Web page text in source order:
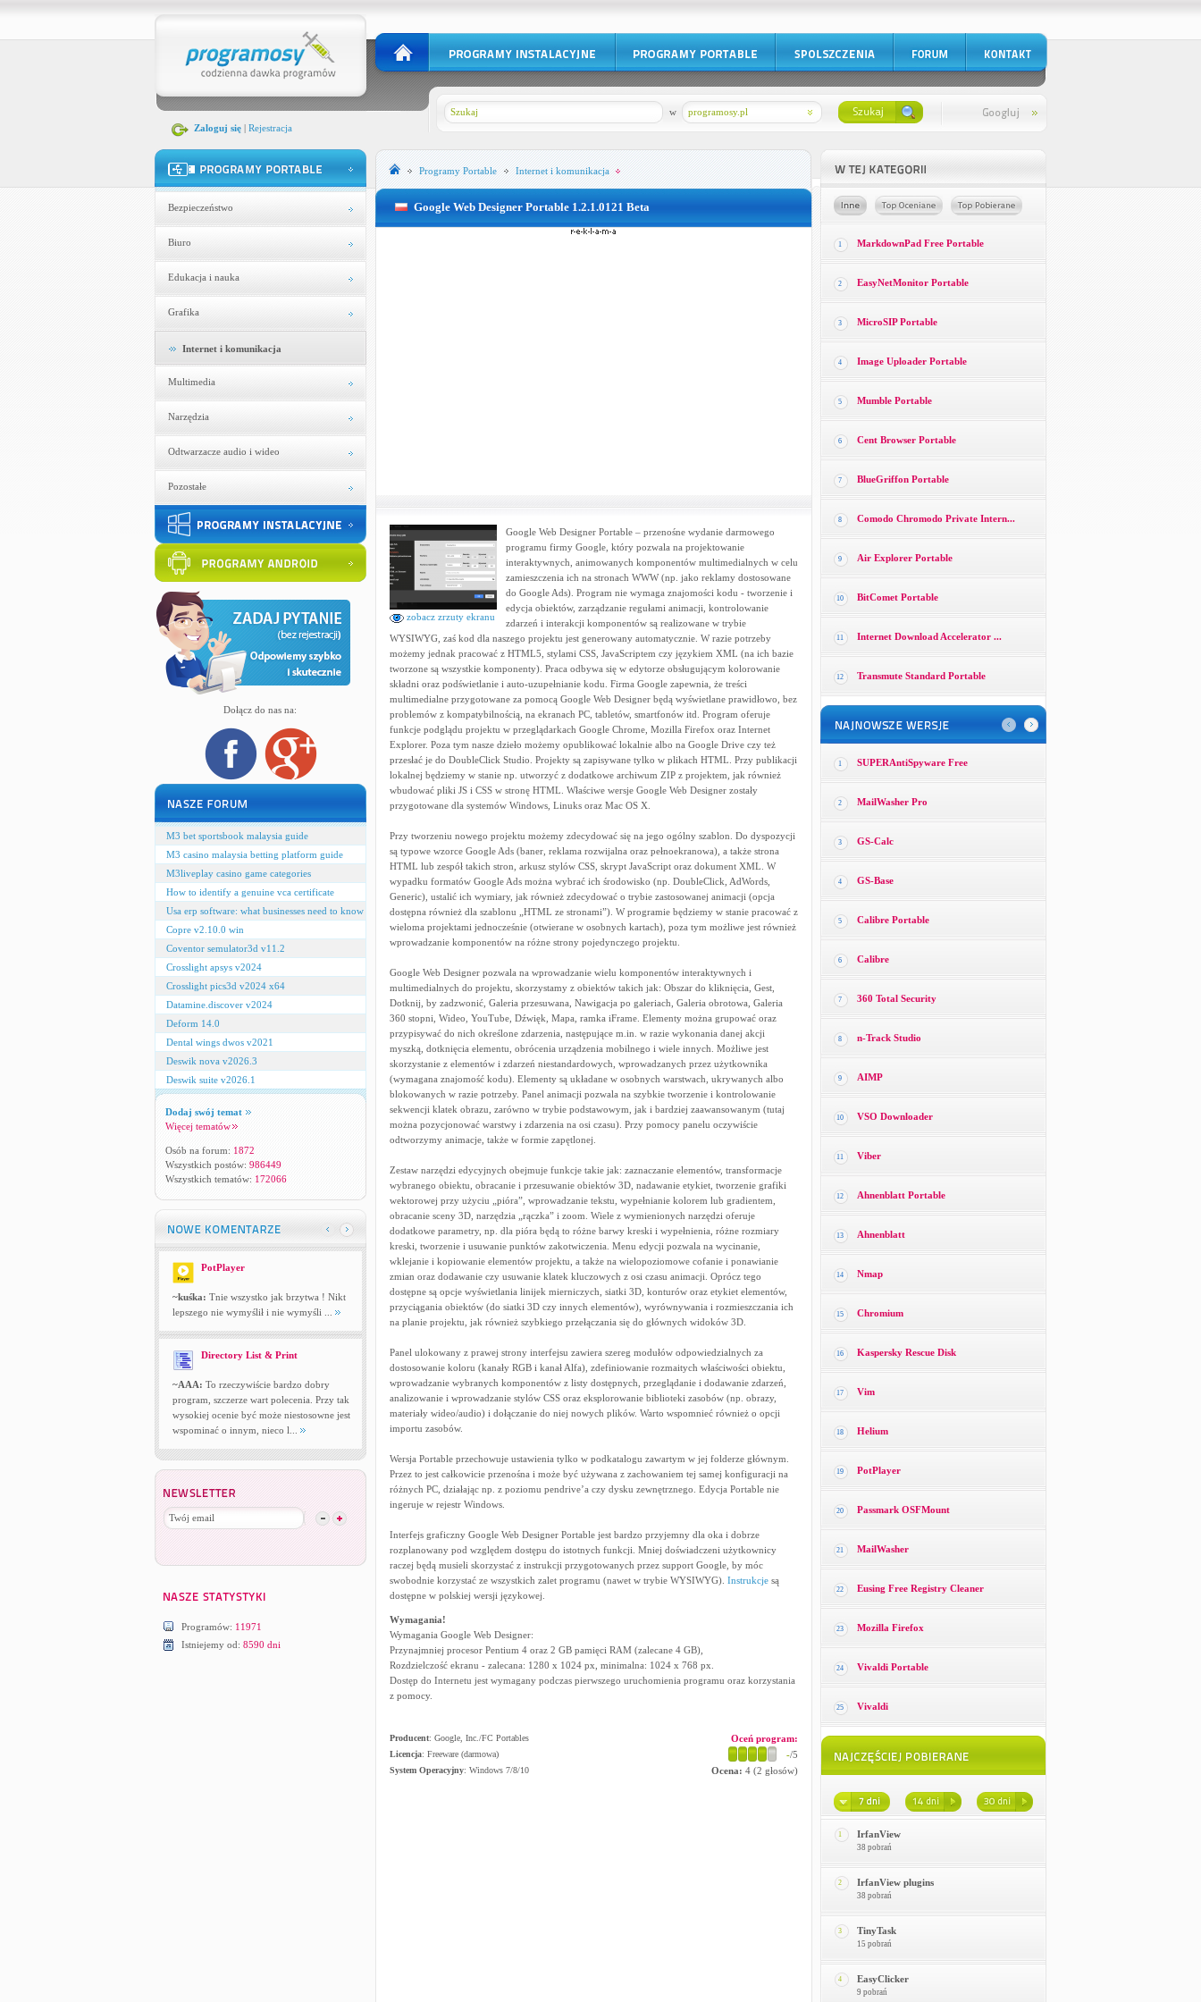
Zaloguj się| Rejestracja
programosy.pl
w
Bezpieczeństwo
Biuro
Edukacja i nauka
Grafika
Internet i komunikacja
Multimedia
Narzędzia
Odtwarzacze audio i wideo
Pozostałe
Dołącz do nas na:
M3 bet sportsbook malaysia guide
M3 casino malaysia betting platform guide
M3liveplay casino game categories
How to identify a genuine vca certificate
Usa erp software: what businesses need to know
Copre v2.10.0 win
Coventor semulator3d v11.2
Crosslight apsys v2024
Crosslight pics3d v2024 x64
Datamine.discover v2024
Deform 14.0
Dental wings dwos v2021
Deswik nova v2026.3
Deswik suite v2026.1
Dodaj swój temat
Więcej tematów
Osób na forum: 1872
Wszystkich postów: 986449
Wszystkich tematów: 172066
PotPlayer
~kuśka: Tnie wszystko jak brzytwa ! Nikt
lepszego nie wymyślił i nie wymyśli ...
Directory List & Print
~AAA: To rzeczywiście bardzo dobry
program, szczerze wart polecenia. Przy tak
wysokiej ocenie być może niestosowne jest
wspominać o innym, nieco l...
Programów: 11971
Istniejemy od: 8590 dni
Programy Portable Internet i komunikacja
Google Web Designer Portable 1.2.1.0121 Beta
zobacz zrzuty ekranu
Google Web Designer Portable – przenośne wydanie darmowego
programu firmy Google, który pozwala na projektowanie
interaktywnych, animowanych komponentów multimedialnych w celu
zamieszczenia ich na stronach WWW (np. jako reklamy dostosowane
do Google Ads). Program nie wymaga znajomości kodu - tworzenie i
edycja obiektów, zarządzanie regułami animacji, kontrolowanie
zdarzeń i interakcji komponentów są realizowane w trybie
WYSIWYG, zaś kod dla naszego projektu jest generowany automatycznie. W razie potrzeby
możemy jednak pracować z HTML5, stylami CSS, JavaScriptem czy językiem XML (na ich bazie
tworzone są wszystkie komponenty). Praca odbywa się w edytorze obsługującym kolorowanie
składni oraz podświetlanie i auto-uzupełnianie kodu. Firma Google zapewnia, że treści
multimedialne przygotowane za pomocą Google Web Designer będą wyświetlane prawidłowo, bez
problemów z kompatybilnością, na ekranach PC, tabletów, smartfonów itd. Program oferuje
funkcje podglądu projektu w przeglądarkach Google Chrome, Mozilla Firefox oraz Internet
Explorer. Poza tym nasze dzieło możemy opublikować lokalnie albo na Google Drive czy też
przesłać je do DoubleClick Studio. Projekty są zapisywane tylko w plikach HTML. Przy publikacji
lokalnej będziemy w stanie np. utworzyć z dodatkowe archiwum ZIP z projektem, jak również
wbudować pliki JS i CSS w stronę HTML. Właściwe wersje Google Web Designer zostały
przygotowane dla systemów Windows, Linuks oraz Mac OS X.
Przy tworzeniu nowego projektu możemy zdecydować się na jego ogólny szablon. Do dyspozycji
są typowe wzorce Google Ads (baner, reklama rozwijalna oraz pełnoekranowa), a także strona
HTML lub zespół takich stron, arkusz stylów CSS, skrypt JavaScript oraz dokument XML. W
wypadku formatów Google Ads można wybrać ich środowisko (np. DoubleClick, AdWords,
Generic), ustalić ich wymiary, jak również zdecydować o trybie zastosowanej animacji (opcja
dostępna również dla szablonu „HTML ze stronami”). W programie będziemy w stanie pracować z
wieloma projektami jednocześnie (otwierane w osobnych kartach), poza tym możliwe jest również
wprowadzanie komponentów na różne strony pojedynczego projektu.
Google Web Designer pozwala na wprowadzanie wielu komponentów interaktywnych i
multimedialnych do projektu, skorzystamy z obiektów takich jak: Obszar do kliknięcia, Gest,
Dotknij, by zadzwonić, Galeria przesuwana, Nawigacja po galeriach, Galeria obrotowa, Galeria
360 stopni, Wideo, YouTube, Dźwięk, Mapa, ramka iFrame. Elementy można grupować oraz
przypisywać do nich określone zdarzenia, następujące m.in. w razie wykonania danej akcji
myszką, dotknięcia elementu, obrócenia urządzenia mobilnego i wiele innych. Możliwe jest
skorzystanie z elementów i zdarzeń niestandardowych, wprowadzanych przez użytkownika
(wymagana znajomość kodu). Elementy są układane w osobnych warstwach, ukrywanych albo
blokowanych w razie potrzeby. Panel animacji pozwala na szybkie tworzenie i kontrolowanie
sekwencji klatek obrazu, zarówno w trybie podstawowym, jak i bardziej zaawansowanym (tutaj
można pozycjonować warstwy i zdarzenia na osi czasu). Przy pomocy panelu oczywiście
odtworzymy animacje, także w formie zapętlonej.
Zestaw narzędzi edycyjnych obejmuje funkcje takie jak: zaznaczanie elementów, transformacje
wybranego obiektu, obracanie i przesuwanie obiektów 3D, nadawanie etykiet, tworzenie grafiki
wektorowej przy użyciu „pióra”, wprowadzanie tekstu, wypełnianie kolorem lub gradientem,
obracanie sceny 3D, narzędzia „rączka” i zoom. Wiele z wymienionych narzędzi oferuje
dodatkowe parametry, np. dla pióra będą to różne barwy kreski i wypełnienia, różne rozmiary
kreski, tworzenie i usuwanie punktów zakotwiczenia. Menu edycji pozwala na wycinanie,
wklejanie i kopiowanie elementów projektu, a także na wielopoziomowe cofanie i ponawianie
zmian oraz dodawanie czy usuwanie klatek kluczowych z osi czasu animacji. Oprócz tego
dostępne są opcje wyświetlania linijek mierniczych, siatki 3D, konturów oraz etykiet elementów,
przyciągania obiektów (do siatki 3D czy innych elementów), wyrównywania i rozmieszczania ich
na planie projektu, jak również szybkiego przełączania się do głównych widoków 3D.
Panel ulokowany z prawej strony interfejsu zawiera szereg modułów odpowiedzialnych za
dostosowanie koloru (kanały RGB i kanał Alfa), zdefiniowanie rozmaitych właściwości obiektu,
wprowadzanie wybranych komponentów z listy dostępnych, przeglądanie i dodawanie zdarzeń,
analizowanie i wprowadzanie stylów CSS oraz eksplorowanie biblioteki zasobów (np. obrazy,
materiały wideo/audio) i dołączanie do niej nowych plików. Warto wspomnieć również o opcji
importu zasobów.
Wersja Portable przechowuje ustawienia tylko w podkatalogu zawartym w jej folderze głównym.
Przez to jest całkowicie przenośna i może być używana z zachowaniem tej samej konfiguracji na
różnych PC, działając np. z poziomu pendrive’a czy dysku zewnętrznego. Edycja Portable nie
ingeruje w rejestr Windows.
Interfejs graficzny Google Web Designer Portable jest bardzo przyjemny dla oka i dobrze
rozplanowany pod względem dostępu do istotnych funkcji. Mniej doświadczeni użytkownicy
raczej będą musieli skorzystać z instrukcji przygotowanych przez support Google, by móc
swobodnie korzystać ze wszystkich zalet programu (nawet w trybie WYSIWYG). Instrukcjesą
dostępne w polskiej wersji językowej.
Wymagania!
Wymagania Google Web Designer:
Przynajmniej procesor Pentium 4 oraz 2 GB pamięci RAM (zalecane 4 GB),
Rozdzielczość ekranu - zalecana: 1280 x 1024 px, minimalna: 1024 x 768 px.
Dostęp do Internetu jest wymagany podczas pierwszego uruchomienia programu oraz korzystania
z pomocy.
Producent: Google, Inc./FC Portables
Licencja: Freeware (darmowa)
System Operacyjny: Windows 7/8/10
Oceń program:
-/5
Ocena: 4(2 głosów)
1 MarkdownPad Free Portable
2 EasyNetMonitor Portable
3 MicroSIP Portable
4 Image Uploader Portable
5 Mumble Portable
6 Cent Browser Portable
7 BlueGriffon Portable
8 Comodo Chromodo Private Intern...
9 Air Explorer Portable
10 BitComet Portable
11 Internet Download Accelerator ...
12 Transmute Standard Portable
1 SUPERAntiSpyware Free
2 MailWasher Pro
3 GS-Calc
4 GS-Base
5 Calibre Portable
6 Calibre
7 360 Total Security
8 n-Track Studio
9 AIMP
10 VSO Downloader
11 Viber
12 Ahnenblatt Portable
13 Ahnenblatt
14 Nmap
15 Chromium
16 Kaspersky Rescue Disk
17 Vim
18 Helium
19 PotPlayer
20 Passmark OSFMount
21 MailWasher
22 Eusing Free Registry Cleaner
23 Mozilla Firefox
24 Vivaldi Portable
25 Vivaldi
1 IrfanView
38 pobrań
2 IrfanView plugins
38 pobrań
3 TinyTask
15 pobrań
4 EasyClicker
9 pobrań